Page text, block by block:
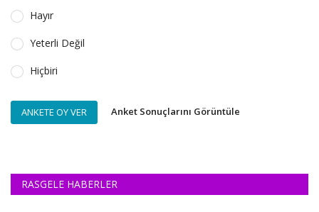
Hayır
Yeterli Değil
Hiçbiri
ANKETE OY VER Anket Sonuçlarını Görüntüle
RASGELE HABERLER